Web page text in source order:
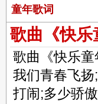
童年歌词
歌曲《快乐
歌曲《快乐
我们青春飞
打闹;多少骄